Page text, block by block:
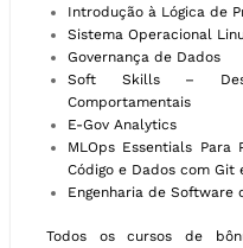
Introdução à Lógica de
Sistema Operacional
Governança de Dados
Soft Skills –
Comportamentais
E-Gov Analytics
MLOps Essentials
Código e Dados com Git
Engenharia de Software
Todos os cursos de